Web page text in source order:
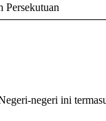
Persekutuan
negeri ini